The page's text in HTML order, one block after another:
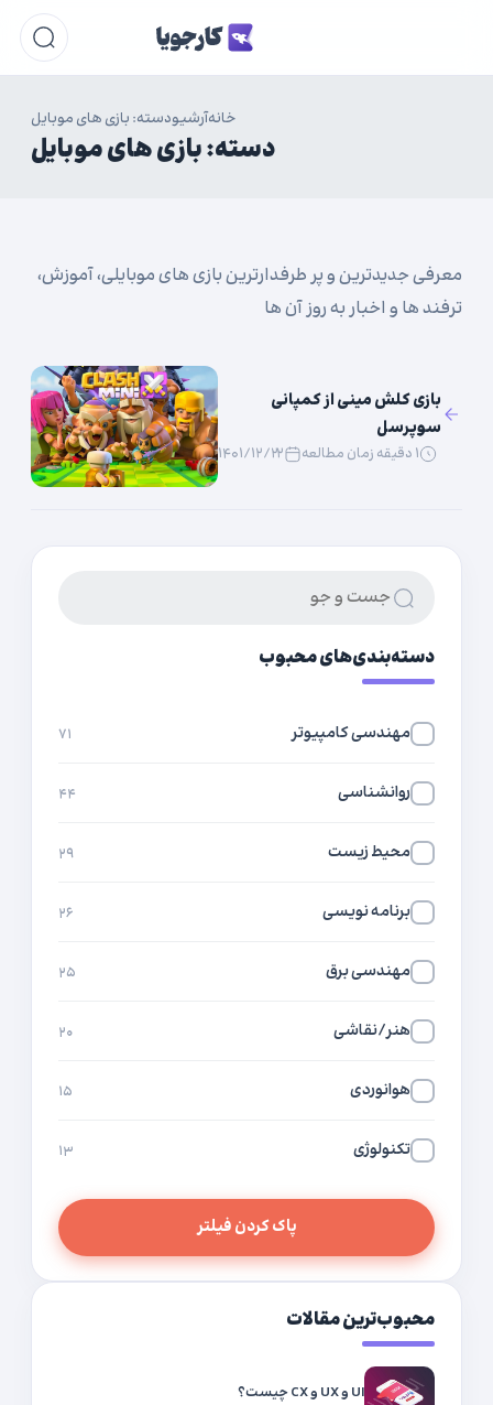
خانهآرشیودسته: بازی های موبایل
دسته:بازی های موبایل
معرفی جدیدترین و پر طرفدارترین بازی های موبایلی، آموزش،
ترفند ها و اخبار به روز آن ها
بازی کلش مینی از کمپانی
سوپرسل
۱ دقیقه زمان مطالعه ۱۴۰۱/۱۲/۲۲
دسته‌بندی‌های محبوب
مهندسی کامپیوتر ۷۱
روانشناسی ۴۴
محیط زیست ۲۹
برنامه نویسی ۲۶
مهندسی برق ۲۵
هنر/نقاشی ۲۰
هوانوردی ۱۵
تکنولوژی ۱۳
پاک کردن فیلتر
محبوب‌ترین مقالات
UI و UX و CX چیست؟